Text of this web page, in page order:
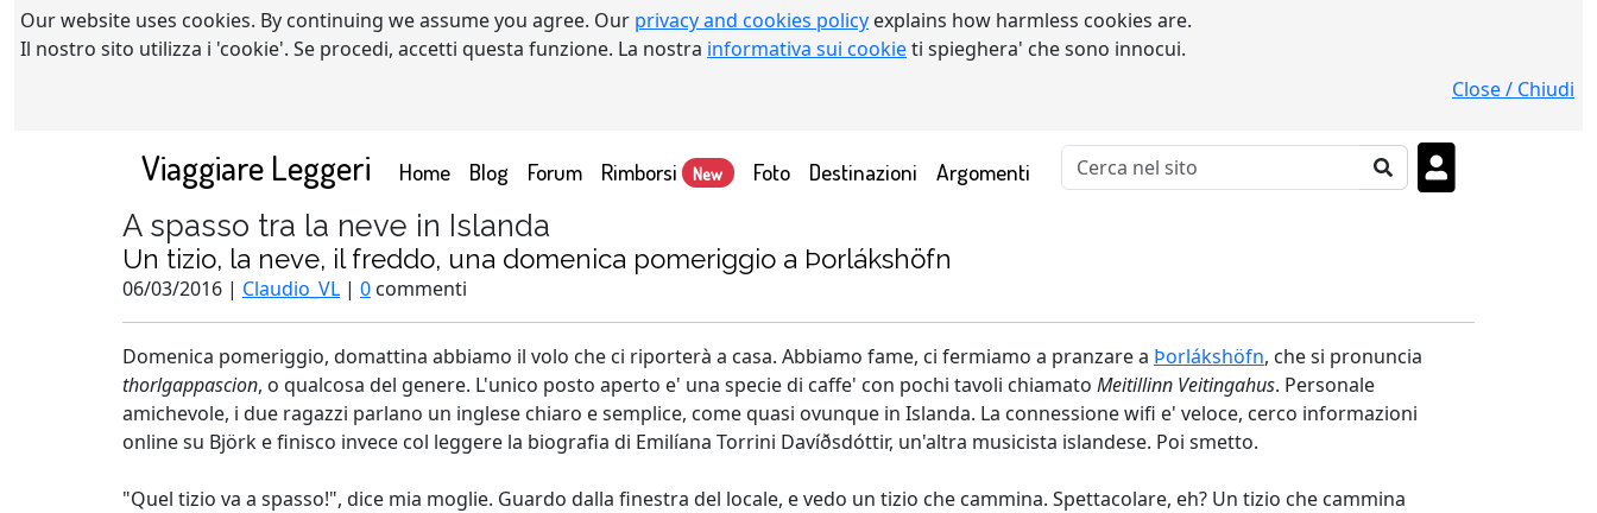
Our website uses cookies. By continuing we assume you agree. Our privacy and cookies policy explains how harmless cookies are.
Il nostro sito utilizza i 'cookie'. Se procedi, accetti questa funzione. La nostra informativa sui cookieti spieghera' che sono innocui.
Close / Chiudi
Viaggiare Leggeri Home(current)
Blog Forum Rimborsi New Foto Destinazioni Argomenti
A spasso tra la neve in Islanda
Un tizio, la neve, il freddo, una domenica pomeriggio a Þorlákshöfn
06/03/2016 | Claudio_VL | 0 commenti
Domenica pomeriggio, domattina abbiamo il volo che ci riporterà a casa. Abbiamo fame, ci fermiamo a pranzare a Þorlákshöfn, che si pronuncia
thorlgappascion, o qualcosa del genere. L'unico posto aperto e' una specie di caffe' con pochi tavoli chiamato Meitillinn Veitingahus. Personale
amichevole, i due ragazzi parlano un inglese chiaro e semplice, come quasi ovunque in Islanda. La connessione wifi e' veloce, cerco informazioni
online su Björk e finisco invece col leggere la biografia di Emilíana Torrini Davíðsdóttir, un'altra musicista islandese. Poi smetto.
"Quel tizio va a spasso!", dice mia moglie. Guardo dalla finestra del locale, e vedo un tizio che cammina. Spettacolare, eh? Un tizio che cammina